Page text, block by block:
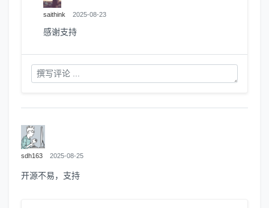
saithink 2025-08-23
感谢支持
sdh163 2025-08-25
开源不易，支持